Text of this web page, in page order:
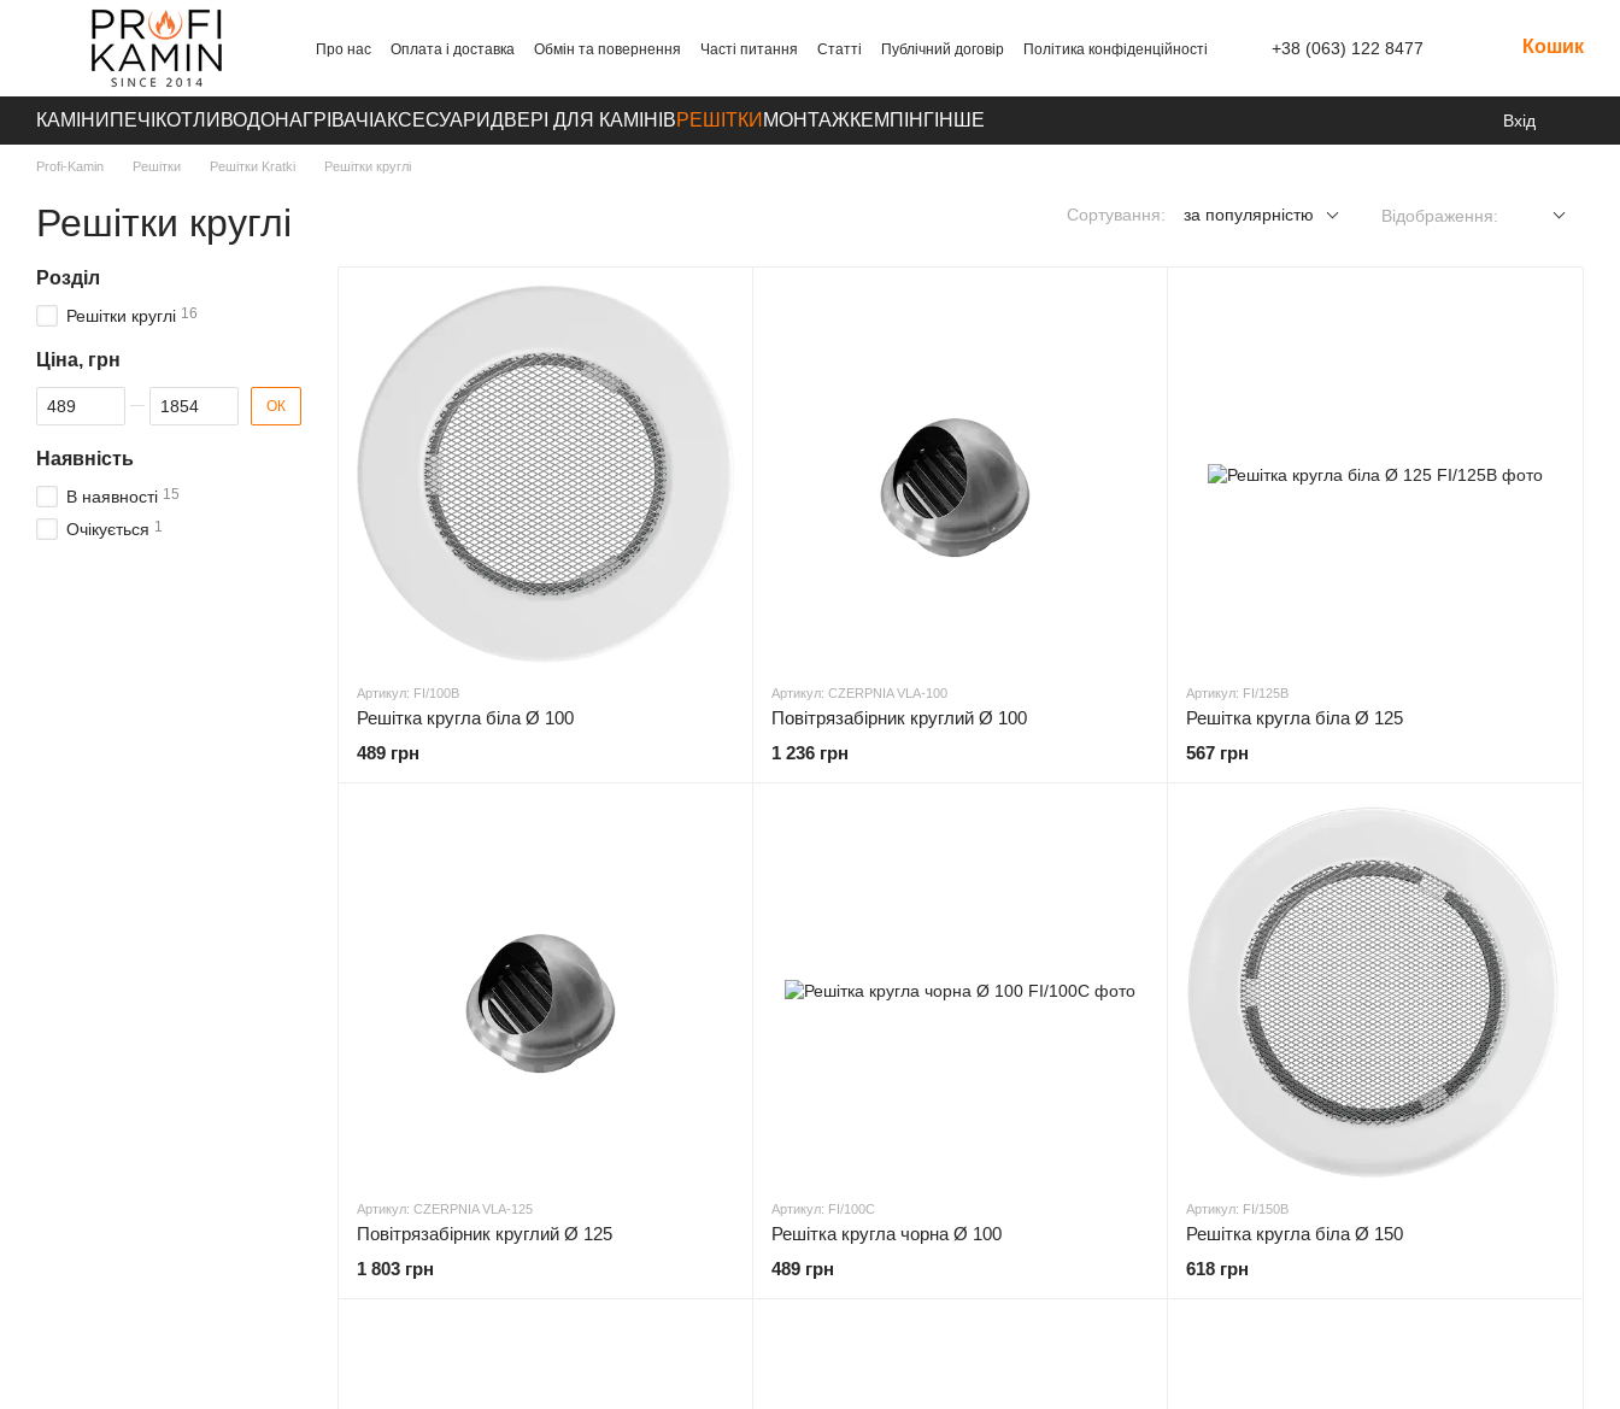
Перейти до основного контенту
Про нас Оплата і доставка Обмін та повернення Часті питання Статті Публічний договір
Політика конфіденційності
+38 (063) 122 8477 Кошик
КАМІНИ ПЕЧІ КОТЛИ ВОДОНАГРІВАЧІ АКСЕСУАРИДВЕРІ ДЛЯ КАМІНІВРЕШІТКИ МОНТАЖКЕМПІНГ ІНШЕ Вхід
Profi-Kamin Решітки Решітки Kratki Решітки круглі
Решітки круглі Сортування: за популярністю Відображення:
Артикул: FI/100B
Решітка кругла біла Ø 100
489 грн
Артикул: CZERPNIA VLA-100
Повітрязабірник круглий Ø 100
1 236 грн
Артикул: FI/125B
Решітка кругла біла Ø 125
567 грн
Артикул: CZERPNIA VLA-125
Повітрязабірник круглий Ø 125
1 803 грн
Артикул: FI/100C
Решітка кругла чорна Ø 100
489 грн
Артикул: FI/150B
Решітка кругла біла Ø 150
618 грн
Розділ
Решітки круглі 16
Ціна, грн
Від Ціна, грн
До Ціна, грн ОК
Наявність
В наявності 15
Очікується 1